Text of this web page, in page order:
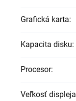
Grafická karta:
Kapacita disku:
Procesor:
Veľkosť displeja